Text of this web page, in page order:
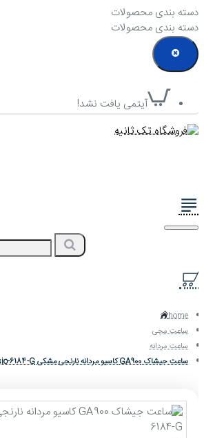
دسته بندی محصولات
دسته بندی محصولات
آیتمی یافت نشد!
home
ساعت مچی
ساعت مردانه
ساعت جیشاک GA900 کاسیو مردانه نارنجی مشکی Casio-6184-G